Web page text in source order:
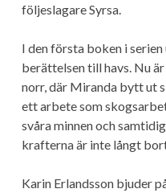
följeslagare Syrsa.
I den första boken i
berättelsen till havs. Nu
norr, där Miranda bytt ut
ett arbete som
svåra minnen och
krafterna är inte långt
Karin Erlandsson bjuder